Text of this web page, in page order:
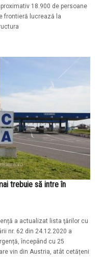
18.900 de persoane
frontieră lucrează la
trebuie să intre în
a actualizat lista ţărilor cu
nr. 62 din 24.12.2020 a
începând cu 25
vin din Austria, atât cetățeni